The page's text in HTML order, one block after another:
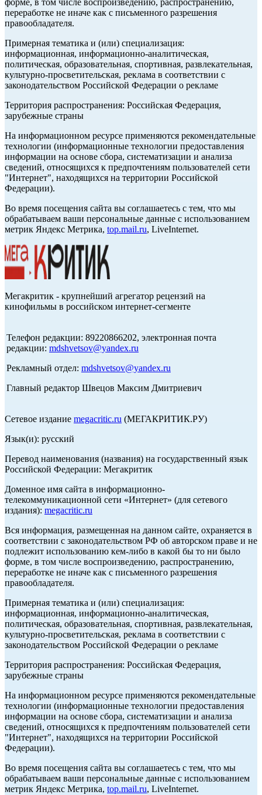
форме, в том числе воспроизведению, распространению,
переработке не иначе как с письменного разрешения
правообладателя.
Примерная тематика и (или) специализация:
информационная, информационно-аналитическая,
политическая, образовательная, спортивная, развлекательная,
культурно-просветительская, реклама в соответствии с
законодательством Российской Федерации о рекламе
Территория распространения: Российская Федерация,
зарубежные страны
На информационном ресурсе применяются рекомендательные
технологии (информационные технологии предоставления
информации на основе сбора, систематизации и анализа
сведений, относящихся к предпочтениям пользователей сети
"Интернет", находящихся на территории Российской
Федерации).
Во время посещения сайта вы соглашаетесь с тем, что мы
обрабатываем ваши персональные данные с использованием
метрик Яндекс Метрика, top.mail.ru, LiveInternet.
Мегакритик - крупнейший агрегатор рецензий на
кинофильмы в российском интернет-сегменте
Телефон редакции: 89220866202, электронная почта
редакции: mdshvetsov@yandex.ru
Рекламный отдел: mdshvetsov@yandex.ru
Главный редактор Швецов Максим Дмитриевич
Сетевое издание megacritic.ru (МЕГАКРИТИК.РУ)
Язык(и): русский
Перевод наименования (названия) на государственный язык
Российской Федерации: Мегакритик
Доменное имя сайта в информационно-
телекоммуникационной сети «Интернет» (для сетевого
издания): megacritic.ru
Вся информация, размещенная на данном сайте, охраняется в
соответствии с законодательством РФ об авторском праве и не
подлежит использованию кем-либо в какой бы то ни было
форме, в том числе воспроизведению, распространению,
переработке не иначе как с письменного разрешения
правообладателя.
Примерная тематика и (или) специализация:
информационная, информационно-аналитическая,
политическая, образовательная, спортивная, развлекательная,
культурно-просветительская, реклама в соответствии с
законодательством Российской Федерации о рекламе
Территория распространения: Российская Федерация,
зарубежные страны
На информационном ресурсе применяются рекомендательные
технологии (информационные технологии предоставления
информации на основе сбора, систематизации и анализа
сведений, относящихся к предпочтениям пользователей сети
"Интернет", находящихся на территории Российской
Федерации).
Во время посещения сайта вы соглашаетесь с тем, что мы
обрабатываем ваши персональные данные с использованием
метрик Яндекс Метрика, top.mail.ru, LiveInternet.